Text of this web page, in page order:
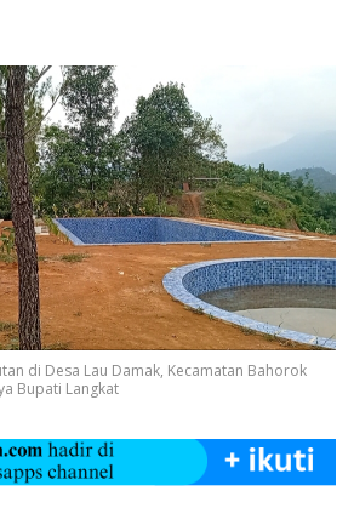
di Desa Lau Damak, Kecamatan Bahorok
Bupati Langkat